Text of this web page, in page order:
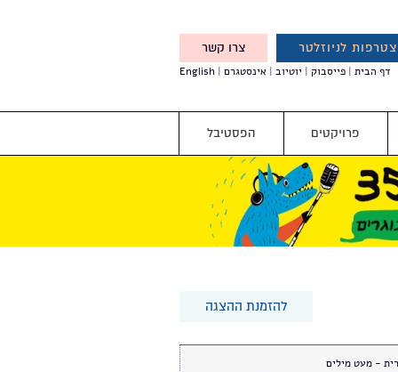
לניוזלטר צרו קשר
והטבות מיוחדות עבורך
דף הבית פייסבוק יוטיוב אינסטגרם English
פרויקטים הפסטיבל
להזמנת ההצגה
- מעט מילים